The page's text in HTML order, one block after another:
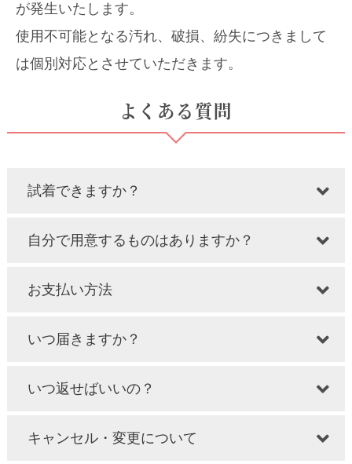
が発生いたします。
使用不可能となる汚れ、破損、紛失につきまして
は個別対応とさせていただきます。
よくある質問
試着できますか？
自分で用意するものはありますか？
お支払い方法
いつ届きますか？
いつ返せばいいの？
キャンセル・変更について